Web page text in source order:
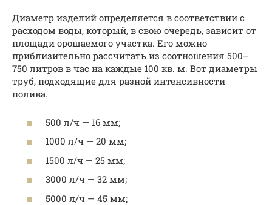
Диаметр изделий определяется в соответствии с
расходом воды, который, в свою очередь, зависит от
площади орошаемого участка. Его можно
приблизительно рассчитать из соотношения 500–
750 литров в час на каждые 100 кв. м. Вот диаметры
труб, подходящие для разной интенсивности
полива.
500 л/ч — 16 мм;
1000 л/ч — 20 мм;
1500 л/ч — 25 мм;
3000 л/ч — 32 мм;
5000 л/ч — 45 мм;